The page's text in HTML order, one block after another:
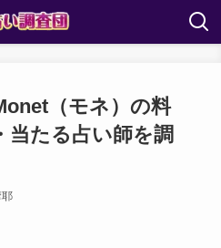
（モネ）の料
当たる占い師を調
耶